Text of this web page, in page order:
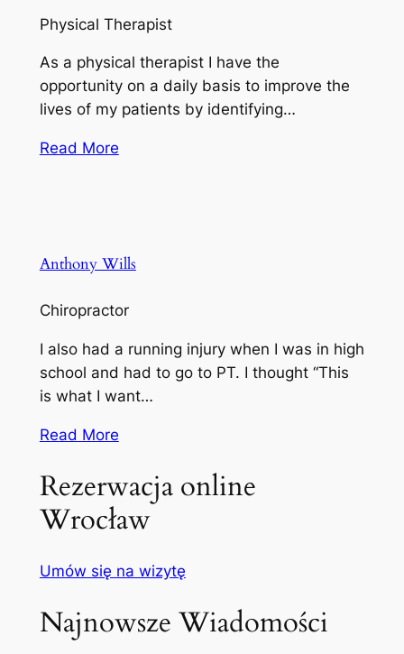
Physical Therapist
As a physical therapist I have the
opportunity on a daily basis to improve the
lives of my patients by identifying…
Read More
Anthony Wills
Chiropractor
I also had a running injury when I was in high
school and had to go to PT. I thought “This
is what I want…
Read More
Rezerwacja online
Wrocław
Umów się na wizytę
Najnowsze Wiadomości